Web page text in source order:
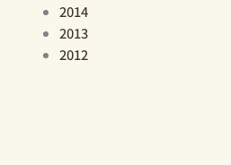
2014
2013
2012